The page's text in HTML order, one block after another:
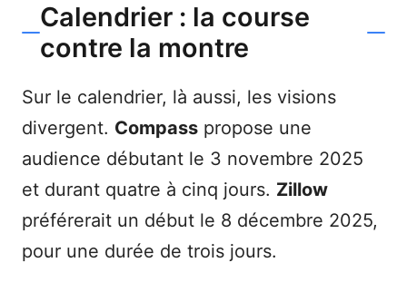
Calendrier : la course
contre la montre
Sur le calendrier, là aussi, les visions
divergent. Compass propose une
audience débutant le 3 novembre 2025
et durant quatre à cinq jours. Zillow
préférerait un début le 8 décembre 2025,
pour une durée de trois jours.